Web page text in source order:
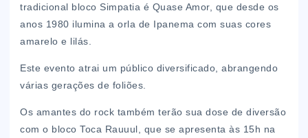
tradicional bloco Simpatia é Quase Amor, que desde os
anos 1980 ilumina a orla de Ipanema com suas cores
amarelo e lilás.
Este evento atrai um público diversificado, abrangendo
várias gerações de foliões.
Os amantes do rock também terão sua dose de diversão
com o bloco Toca Rauuul, que se apresenta às 15h na